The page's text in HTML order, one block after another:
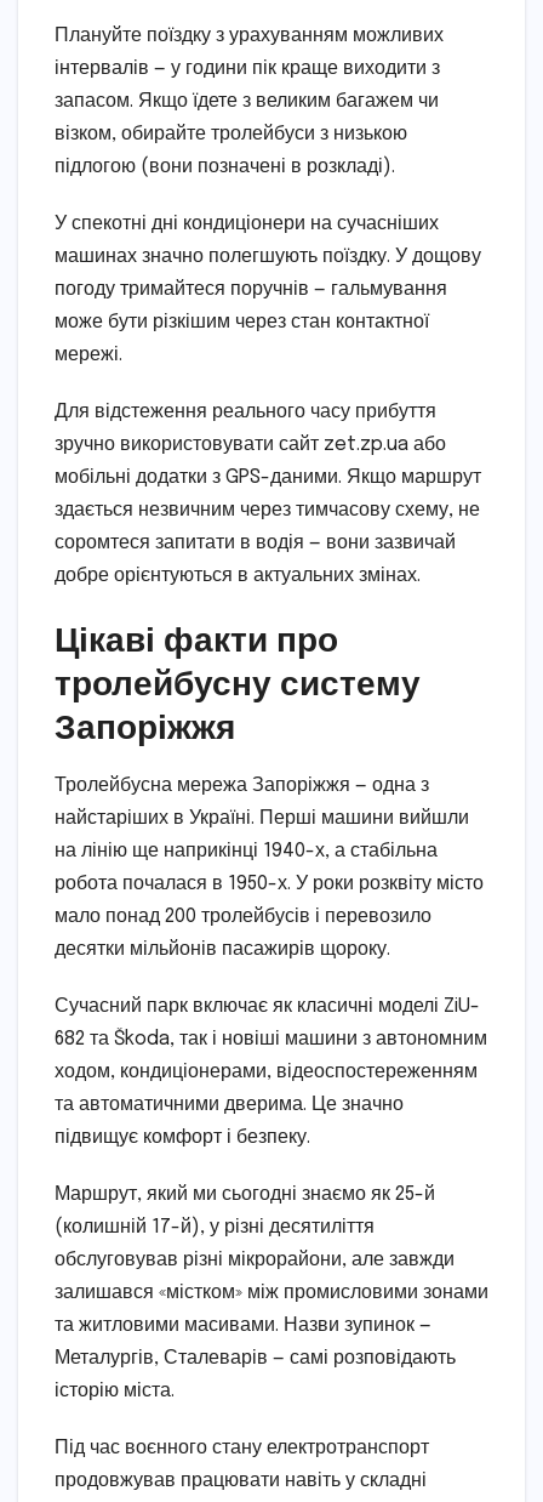
Плануйте поїздку з урахуванням можливих
інтервалів — у години пік краще виходити з
запасом. Якщо їдете з великим багажем чи
візком, обирайте тролейбуси з низькою
підлогою (вони позначені в розкладі).
У спекотні дні кондиціонери на сучасніших
машинах значно полегшують поїздку. У дощову
погоду тримайтеся поручнів — гальмування
може бути різкішим через стан контактної
мережі.
Для відстеження реального часу прибуття
зручно використовувати сайт zet.zp.ua або
мобільні додатки з GPS-даними. Якщо маршрут
здається незвичним через тимчасову схему, не
соромтеся запитати в водія — вони зазвичай
добре орієнтуються в актуальних змінах.
Цікаві факти про
тролейбусну систему
Запоріжжя
Тролейбусна мережа Запоріжжя — одна з
найстаріших в Україні. Перші машини вийшли
на лінію ще наприкінці 1940-х, а стабільна
робота почалася в 1950-х. У роки розквіту місто
мало понад 200 тролейбусів і перевозило
десятки мільйонів пасажирів щороку.
Сучасний парк включає як класичні моделі ZiU-
682 та Škoda, так і новіші машини з автономним
ходом, кондиціонерами, відеоспостереженням
та автоматичними дверима. Це значно
підвищує комфорт і безпеку.
Маршрут, який ми сьогодні знаємо як 25-й
(колишній 17-й), у різні десятиліття
обслуговував різні мікрорайони, але завжди
залишався «містком» між промисловими зонами
та житловими масивами. Назви зупинок —
Металургів, Сталеварів — самі розповідають
історію міста.
Під час воєнного стану електротранспорт
продовжував працювати навіть у складні